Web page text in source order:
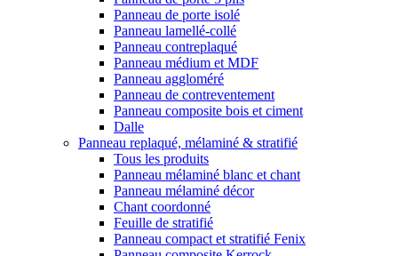
Panneau de porte isolé
Panneau lamellé-collé
Panneau contreplaqué
Panneau médium et MDF
Panneau aggloméré
Panneau de contreventement
Panneau composite bois et ciment
Dalle
Panneau replaqué, mélaminé & stratifié
Tous les produits
Panneau mélaminé blanc et chant
Panneau mélaminé décor
Chant coordonné
Feuille de stratifié
Panneau compact et stratifié Fenix